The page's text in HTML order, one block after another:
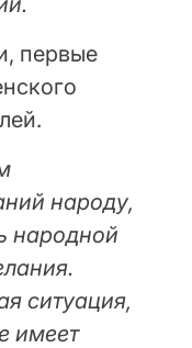
первые
народу,
народной
ситуация,
имеет